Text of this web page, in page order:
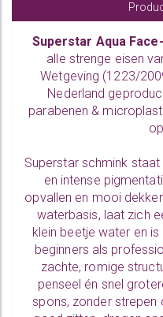
Superstar Aqua
alle strenge eisen
Wetgeving (1223/
Nederland
parabenen &
Superstar schmink
en intense
opvallen en mooi
waterbasis, laat zich
klein beetje water en
beginners als
zachte, romige
penseel én snel
spons, zonder strepen